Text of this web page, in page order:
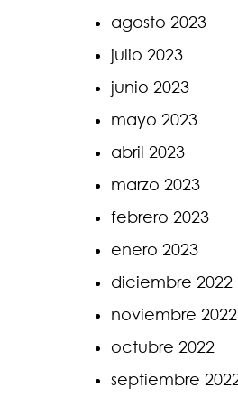
agosto 2023
julio 2023
junio 2023
mayo 2023
abril 2023
marzo 2023
febrero 2023
enero 2023
diciembre 2022
noviembre 2022
octubre 2022
septiembre